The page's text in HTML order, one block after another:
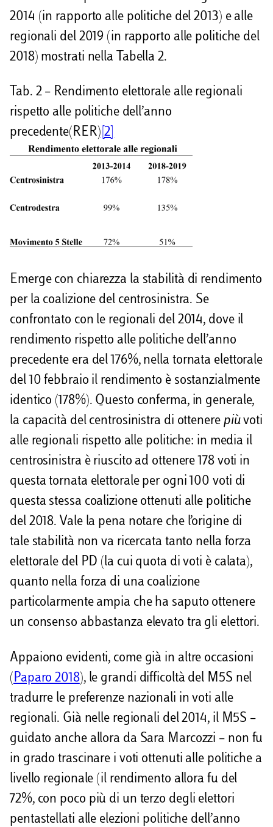
2014 (in rapporto alle politiche del 2013) e alle
regionali del 2019 (in rapporto alle politiche del
2018) mostrati nella Tabella 2.
Tab. 2 – Rendimento elettorale alle regionali
rispetto alle politiche dell’anno
precedente(RER) [2]
Emerge con chiarezza la stabilità di rendimento
per la coalizione del centrosinistra. Se
confrontato con le regionali del 2014, dove il
rendimento rispetto alle politiche dell’anno
precedente era del 176%, nella tornata elettorale
del 10 febbraio il rendimento è sostanzialmente
identico (178%). Questo conferma, in generale,
la capacità del centrosinistra di ottenere piùvoti
alle regionali rispetto alle politiche: in media il
centrosinistra è riuscito ad ottenere 178 voti in
questa tornata elettorale per ogni 100 voti di
questa stessa coalizione ottenuti alle politiche
del 2018. Vale la pena notare che l’origine di
tale stabilità non va ricercata tanto nella forza
elettorale del PD (la cui quota di voti è calata),
quanto nella forza di una coalizione
particolarmente ampia che ha saputo ottenere
un consenso abbastanza elevato tra gli elettori.
Appaiono evidenti, come già in altre occasioni
(Paparo 2018), le grandi difficoltà del M5S nel
tradurre le preferenze nazionali in voti alle
regionali. Già nelle regionali del 2014, il M5S –
guidato anche allora da Sara Marcozzi – non fu
in grado trascinare i voti ottenuti alle politiche a
livello regionale (il rendimento allora fu del
72%, con poco più di un terzo degli elettori
pentastellati alle elezioni politiche dell’anno